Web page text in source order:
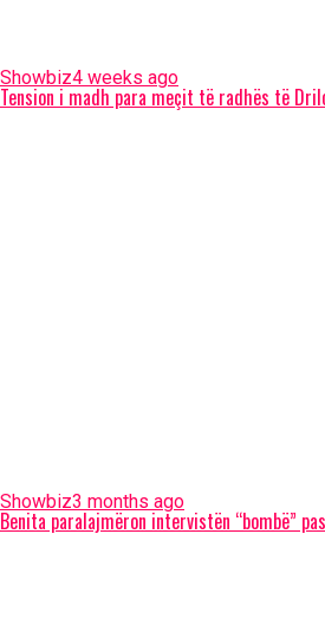
Showbiz4 weeks ago
Tension i madh para meçit të radhës të
Showbiz3 months ago
Benita paralajmëron intervistën “bombë”